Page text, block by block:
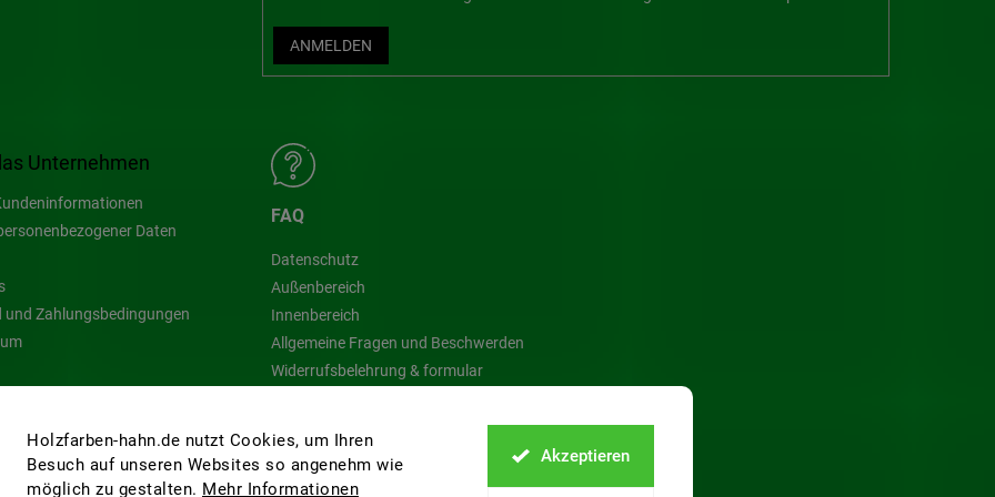
Holzfarben-hahn.de nutzt Cookies, um Ihren
Besuch auf unseren Websites so angenehm wie
möglich zu gestalten. Mehr Informationen
Akzeptieren
Unternehmen
Daten
und Zahlungsbedingungen
FAQ
Datenschutz
Außenbereich
Innenbereich
Allgemeine Fragen und Beschwerden
Widerrufsbelehrung & formular
ANMELDEN